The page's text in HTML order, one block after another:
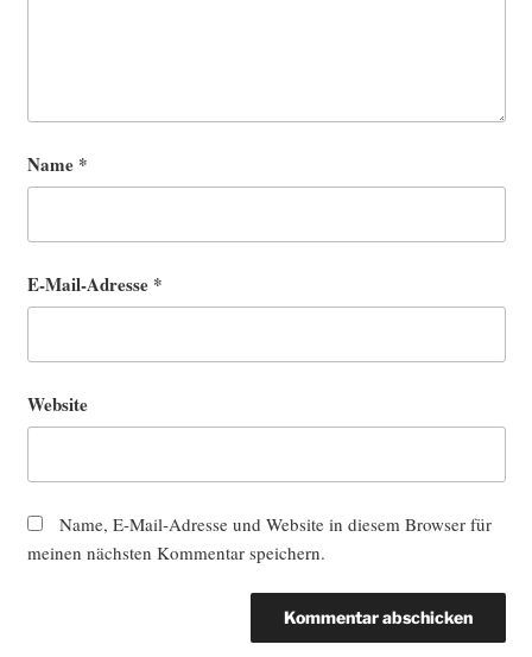
Name *
E-Mail-Adresse *
Website
Name, E-Mail-Adresse und Website in diesem Browser für
meinen nächsten Kommentar speichern.